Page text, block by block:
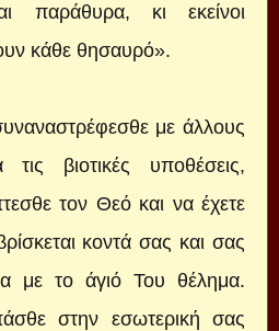
παράθυρα, κι εκείνοι
κάθε θησαυρό».
με άλλους
τις βιοτικές υποθέσεις,
τον Θεό και να έχετε
κοντά σας και σας
με το άγιό Του θέλημα.
στην εσωτερική σας